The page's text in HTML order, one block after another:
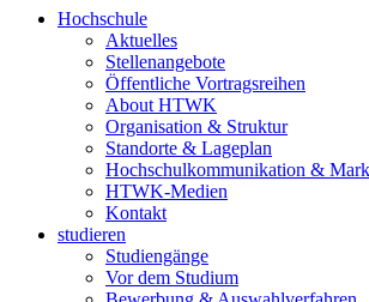
Hochschule
Aktuelles
Stellenangebote
Öffentliche Vortragsreihen
About HTWK
Organisation & Struktur
Standorte & Lageplan
Hochschulkommunikation &
HTWK-Medien
Kontakt
studieren
Studiengänge
Vor dem Studium